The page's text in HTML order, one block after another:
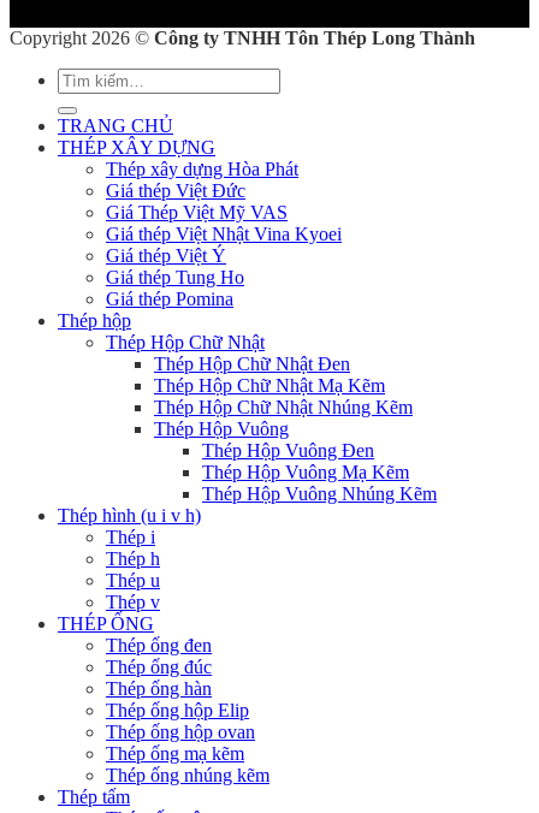
Copyright 2026 © Công ty TNHH Tôn Thép Long Thành
Tìm
kiếm:
TRANG CHỦ
THÉP XÂY DỰNG
Thép xây dựng Hòa Phát
Giá thép Việt Đức
Giá Thép Việt Mỹ VAS
Giá thép Việt Nhật Vina Kyoei
Giá thép Việt Ý
Giá thép Tung Ho
Giá thép Pomina
Thép hộp
Thép Hộp Chữ Nhật
Thép Hộp Chữ Nhật Đen
Thép Hộp Chữ Nhật Mạ Kẽm
Thép Hộp Chữ Nhật Nhúng Kẽm
Thép Hộp Vuông
Thép Hộp Vuông Đen
Thép Hộp Vuông Mạ Kẽm
Thép Hộp Vuông Nhúng Kẽm
Thép hình (u i v h)
Thép i
Thép h
Thép u
Thép v
THÉP ỐNG
Thép ống đen
Thép ống đúc
Thép ống hàn
Thép ống hộp Elip
Thép ống hộp ovan
Thép ống mạ kẽm
Thép ống nhúng kẽm
Thép tấm